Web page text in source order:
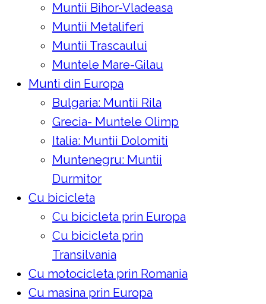
Muntii Bihor-Vladeasa
Muntii Metaliferi
Muntii Trascaului
Muntele Mare-Gilau
Munti din Europa
Bulgaria: Muntii Rila
Grecia- Muntele Olimp
Italia: Muntii Dolomiti
Muntenegru: Muntii
Durmitor
Cu bicicleta
Cu bicicleta prin Europa
Cu bicicleta prin
Transilvania
Cu motocicleta prin Romania
Cu masina prin Europa